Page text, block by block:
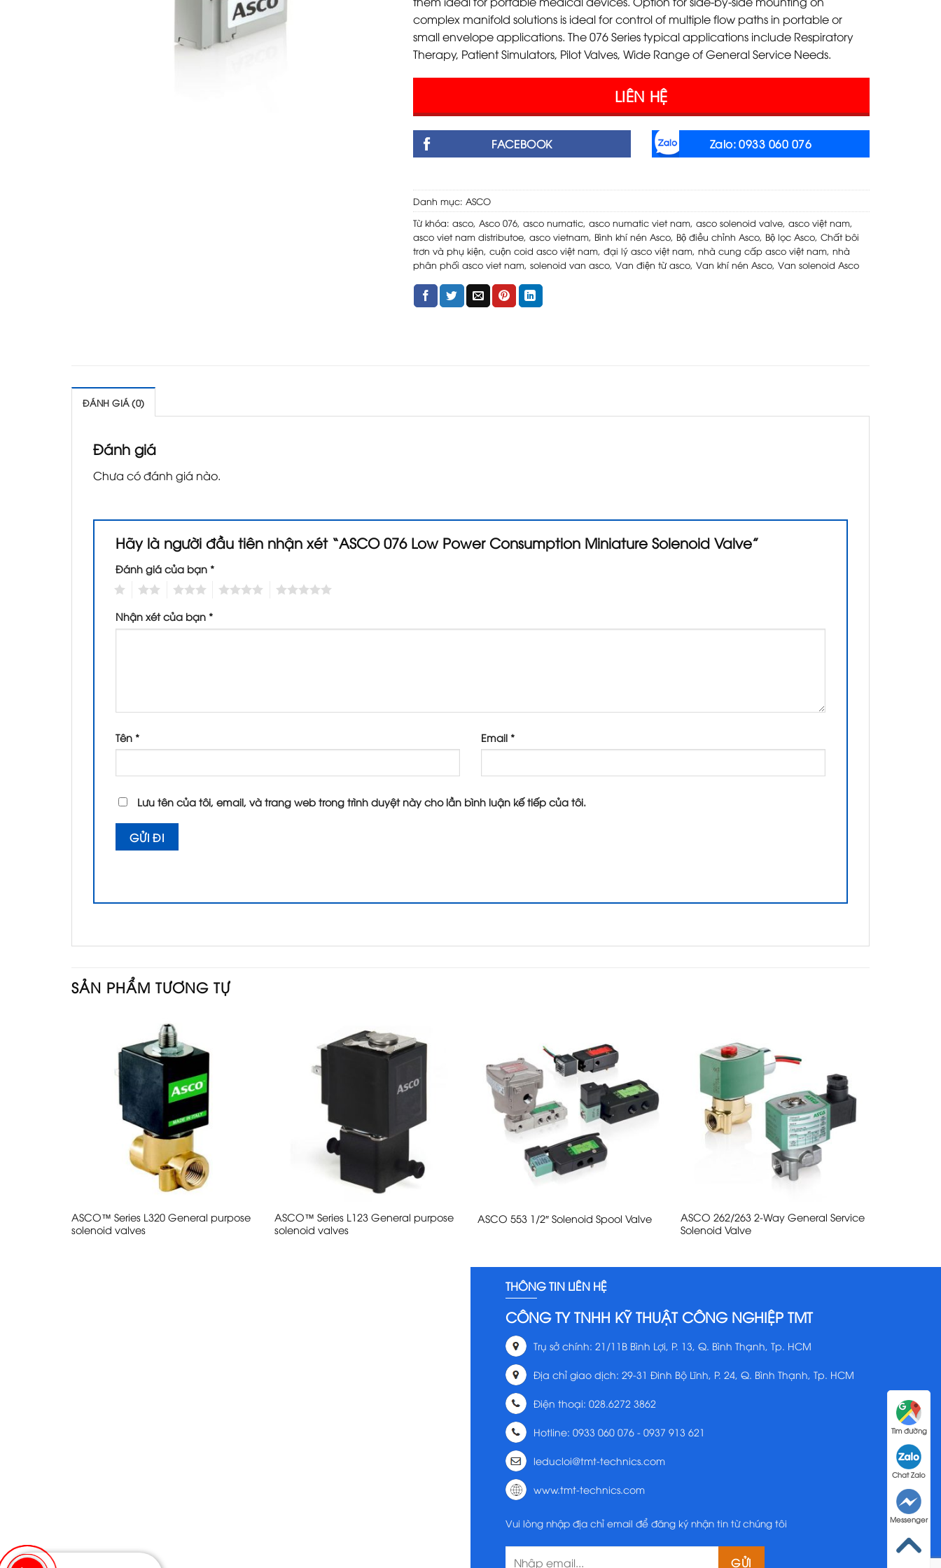
Tìm đường
Chat Zalo
Messenger
complex manifold solutions is ideal for control of multiple flow paths in portable or
small envelope applications. The 076 Series typical applications include Respiratory
Therapy, Patient Simulators, Pilot Valves, Wide Range of General Service Needs.
LIÊN HỆ
FACEBOOK Zalo: 0933 060 076
Danh mục: ASCO
Từ khóa: asco, Asco 076, asco numatic, asco numatic viet nam, asco solenoid valve, asco việt nam,
asco viet nam distributoe, asco vietnam, Bình khí nén Asco, Bộ điều chỉnh Asco, Bộ lọc Asco, Chất bôi
trơn và phụ kiện, cuộn coid asco việt nam, đại lý asco việt nam, nhà cung cấp asco việt nam, nhà
phân phối asco viet nam, solenoid van asco, Van điện từ asco, Van khí nén Asco, Van solenoid Asco
ĐÁNH GIÁ (0)
Đánh giá
Chưa có đánh giá nào.
Hãy là người đầu tiên nhận xét “ASCO 076 Low Power Consumption Miniature Solenoid Valve”
Đánh giá của bạn *
Nhận xét của bạn *
Tên * Email *
Lưu tên của tôi, email, và trang web trong trình duyệt này cho lần bình luận kế tiếp của tôi.
SẢN PHẨM TƯƠNG TỰ
ASCO™ Series L320 General purpose
solenoid valves
ASCO™ Series L123 General purpose
solenoid valves
ASCO 553 1/2″ Solenoid Spool Valve
ASCO 262/263 2-Way General Service
Solenoid Valve
THÔNG TIN LIÊN HỆ
CÔNG TY TNHH KỸ THUẬT CÔNG NGHIỆP TMT
Trụ sở chính: 21/11B Bình Lợi, P. 13, Q. Bình Thạnh, Tp. HCM
Địa chỉ giao dịch: 29-31 Đinh Bộ Lĩnh, P. 24, Q. Bình Thạnh, Tp. HCM
Điện thoại: 028.6272 3862
Hotline: 0933 060 076 - 0937 913 621
leducloi@tmt-technics.com
www.tmt-technics.com
Vui lòng nhập địa chỉ email để đăng ký nhận tin từ chúng tôi